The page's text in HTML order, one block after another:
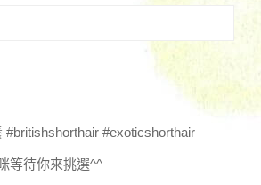
#britishshorthair #exoticshorthair
等待你來挑選^^